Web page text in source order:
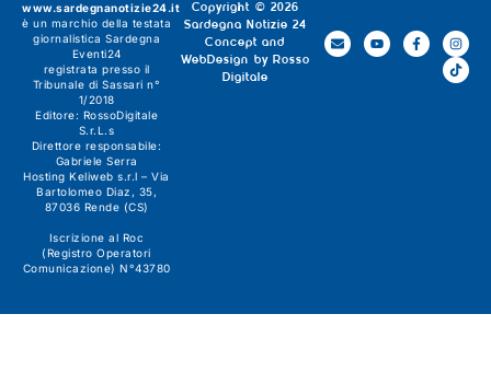
Copyright © 2026
Sardegna Notizie 24
Concept and
WebDesign by Rosso
Digitale
www.sardegnanotizie24.it
è un marchio della testata
giornalistica Sardegna
Eventi24
registrata presso il
Tribunale di Sassari n°
1/2018
Editore: RossoDigitale
S.r.L.s
Direttore responsabile:
Gabriele Serra
Hosting Keliweb s.r.l – Via
Bartolomeo Diaz, 35,
87036 Rende (CS)
Iscrizione al Roc
(Registro Operatori
Comunicazione) N°43780